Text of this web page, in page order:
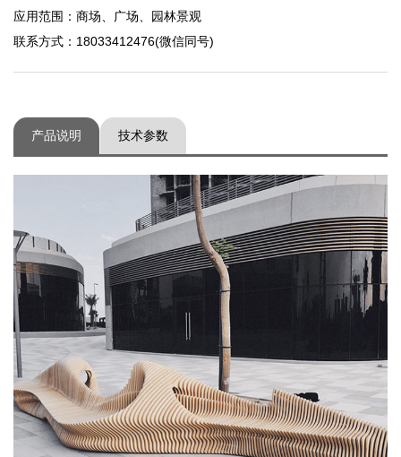
应用范围：商场、广场、园林景观
联系方式：18033412476(微信同号)
产品说明 技术参数